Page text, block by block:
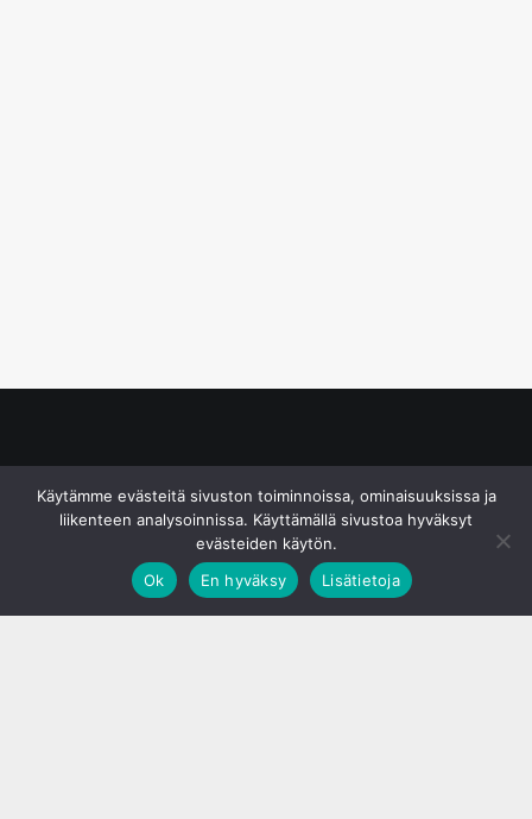
Käytämme evästeitä sivuston toiminnoissa, ominaisuuksissa ja
liikenteen analysoinnissa. Käyttämällä sivustoa hyväksyt
evästeiden käytön.
Ok
En hyväksy Lisätietoja